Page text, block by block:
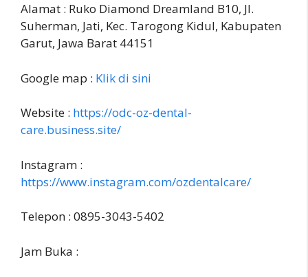
Alamat : Ruko Diamond Dreamland B10, Jl.
Suherman, Jati, Kec. Tarogong Kidul, Kabupaten
Garut, Jawa Barat 44151
Google map : Klik di sini
Website : https://odc-oz-dental-
care.business.site/
Instagram :
https://www.instagram.com/ozdentalcare/
Telepon : 0895-3043-5402
Jam Buka :